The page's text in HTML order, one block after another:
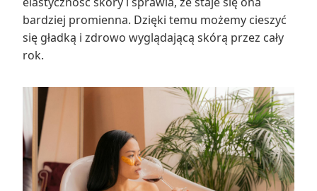
bardziej promienna. Dzięki temu możemy cieszyć
się gładką i zdrowo wyglądającą skórą przez cały
rok.